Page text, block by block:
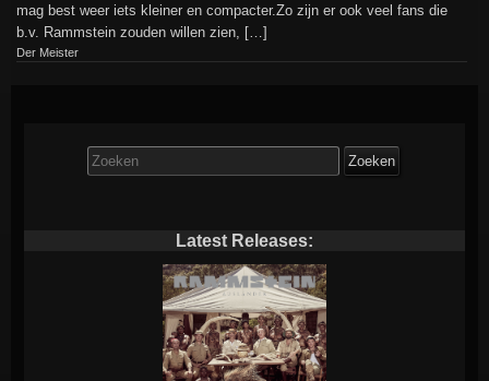
mag best weer iets kleiner en compacter.Zo zijn er ook veel fans die
b.v. Rammstein zouden willen zien, […]
Der Meister
Zoek
naar:
Latest Releases: